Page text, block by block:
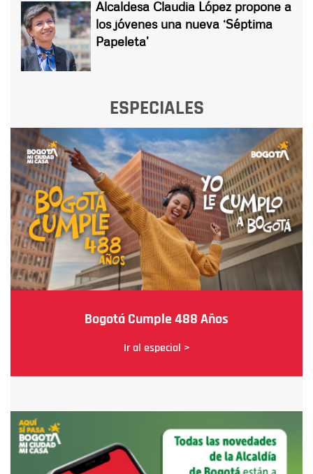
Alcaldesa Claudia López propone a
los jóvenes una nueva ‘Séptima
Papeleta’
ESPECIALES
Bogotá Cumple 488 Años
Ir al especial >